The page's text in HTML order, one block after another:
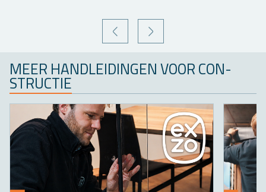
VORIGE VOLGENDE
MEER HAND­LEI­DIN­GEN VOOR CON­
STRUC­TIE